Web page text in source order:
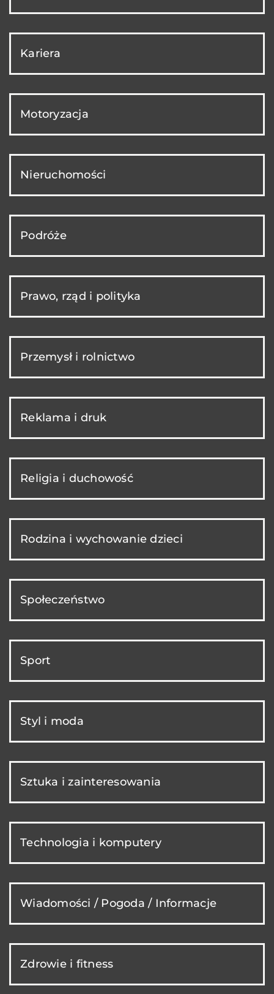
Kariera
Motoryzacja
Nieruchomości
Podróże
Prawo, rząd i polityka
Przemysł i rolnictwo
Reklama i druk
Religia i duchowość
Rodzina i wychowanie dzieci
Społeczeństwo
Sport
Styl i moda
Sztuka i zainteresowania
Technologia i komputery
Wiadomości / Pogoda / Informacje
Zdrowie i fitness